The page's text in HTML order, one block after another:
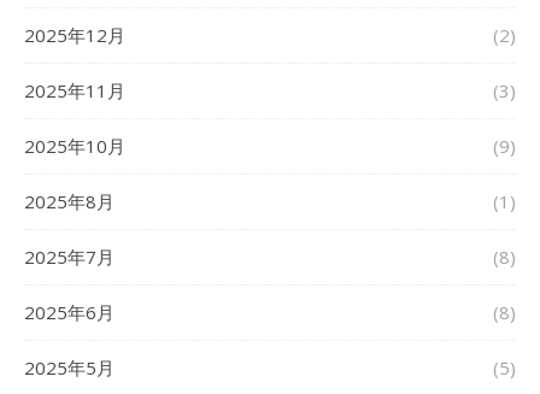
2025年12月 (2)
2025年11月 (3)
2025年10月 (9)
2025年8月 (1)
2025年7月 (8)
2025年6月 (8)
2025年5月 (5)